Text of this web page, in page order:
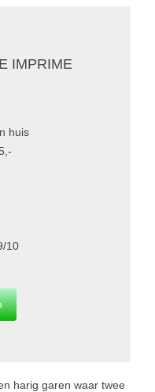
IMPRIME
huis
10
harig garen waar twee